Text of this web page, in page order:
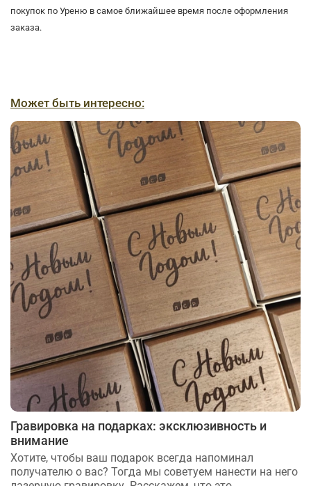
покупок по Уреню в самое ближайшее время после оформления
заказа.
Может быть интересно:
Гравировка на подарках: эксклюзивность и
внимание
Хотите, чтобы ваш подарок всегда напоминал
получателю о вас? Тогда мы советуем нанести на него